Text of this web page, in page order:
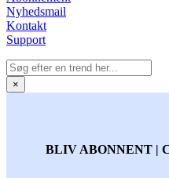
Nyhedsmail
Kontakt
Support
×
BLIV ABONNENT |